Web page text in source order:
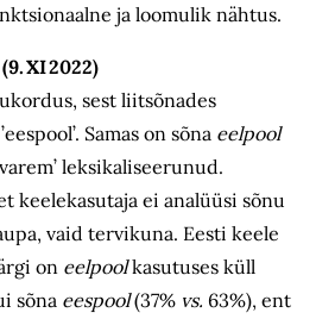
ja loomulik nähtus.
XI 2022)
sest liitsõnades
’eespool’. Samas on sõna eelpool
leksikaliseerunud.
keelekasutaja ei analüüsi sõnu
vaid tervikuna. Eesti keele
on eelpoolkasutuses küll
sõna eespool(37% vs. 63%), ent